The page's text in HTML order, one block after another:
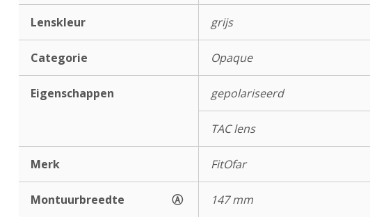
Lenskleur grijs
Categorie Opaque
Eigenschappen gepolariseerd
TAC lens
Merk FitOfar
Montuurbreedte Ⓐ 147 mm